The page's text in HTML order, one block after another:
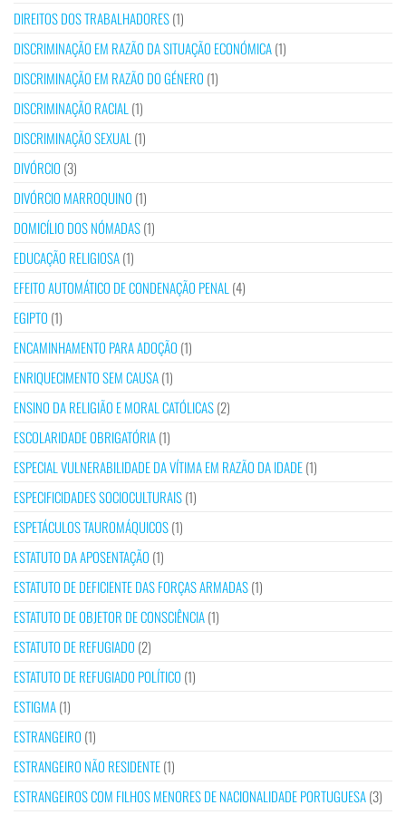
DIREITOS DOS TRABALHADORES(1)
DISCRIMINAÇÃO EM RAZÃO DA SITUAÇÃO ECONÓMICA(1)
DISCRIMINAÇÃO EM RAZÃO DO GÉNERO (1)
DISCRIMINAÇÃO RACIAL (1)
DISCRIMINAÇÃO SEXUAL (1)
DIVÓRCIO (3)
DIVÓRCIO MARROQUINO (1)
DOMICÍLIO DOS NÓMADAS(1)
EDUCAÇÃO RELIGIOSA(1)
EFEITO AUTOMÁTICO DE CONDENAÇÃO PENAL (4)
EGIPTO (1)
ENCAMINHAMENTO PARA ADOÇÃO (1)
ENRIQUECIMENTO SEM CAUSA(1)
ENSINO DA RELIGIÃO E MORAL CATÓLICAS(2)
ESCOLARIDADE OBRIGATÓRIA(1)
ESPECIAL VULNERABILIDADE DA VÍTIMA EM RAZÃO DA IDADE(1)
ESPECIFICIDADES SOCIOCULTURAIS(1)
ESPETÁCULOS TAUROMÁQUICOS(1)
ESTATUTO DA APOSENTAÇÃO (1)
ESTATUTO DE DEFICIENTE DAS FORÇAS ARMADAS(1)
ESTATUTO DE OBJETOR DE CONSCIÊNCIA(1)
ESTATUTO DE REFUGIADO (2)
ESTATUTO DE REFUGIADO POLÍTICO (1)
ESTIGMA(1)
ESTRANGEIRO (1)
ESTRANGEIRO NÃO RESIDENTE(1)
ESTRANGEIROS COM FILHOS MENORES DE NACIONALIDADE PORTUGUESA(3)